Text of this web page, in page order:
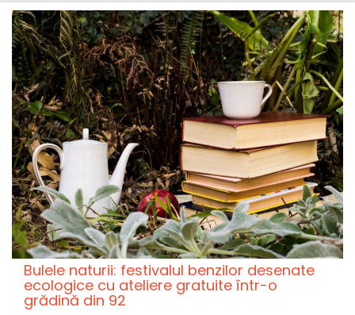
Bulele naturii: festivalul benzilor desenate
ecologice cu ateliere gratuite într-o
grădină din 92